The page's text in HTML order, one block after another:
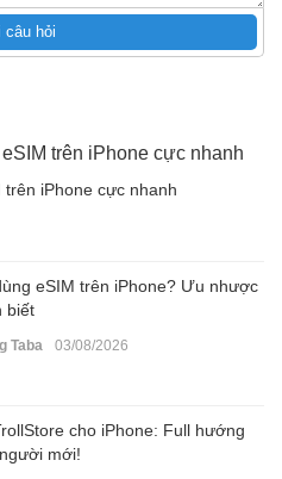
câu hỏi
iPhone cực nhanh
eSIM trên iPhone? Ưu nhược
biết
Taba 03/08/2026
cho iPhone: Full hướng
mới!